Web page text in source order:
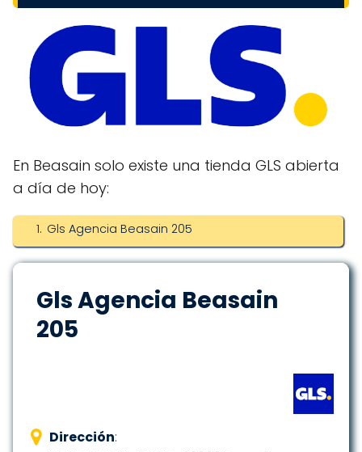
En Beasain solo existe una tienda GLS abierta
a día de hoy:
Gls Agencia Beasain 205
Gls Agencia Beasain
205
Dirección: